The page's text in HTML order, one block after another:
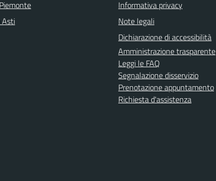
Asti
Informativa privacy
Note legali
Dichiarazione di accessibilità
Amministrazione trasparente
Leggi le FAQ
Segnalazione disservizio
Prenotazione appuntamento
Richiesta d'assistenza